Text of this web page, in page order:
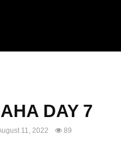
DAY 7
11, 2022 89